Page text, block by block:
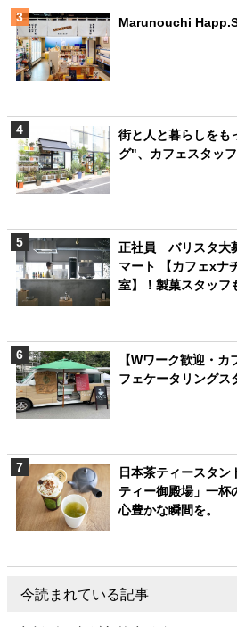
Marunouchi
街と人と暮らしをも
グ"、カフェスタッフ
正社員 バリスタ大
マート 【カフェxナ
室】！製菓スタッフ
【Wワーク歓迎・
フェケータリングス
日本茶ティースタン
ティー御殿場」一杯
心豊かな瞬間を。
今読まれている記事